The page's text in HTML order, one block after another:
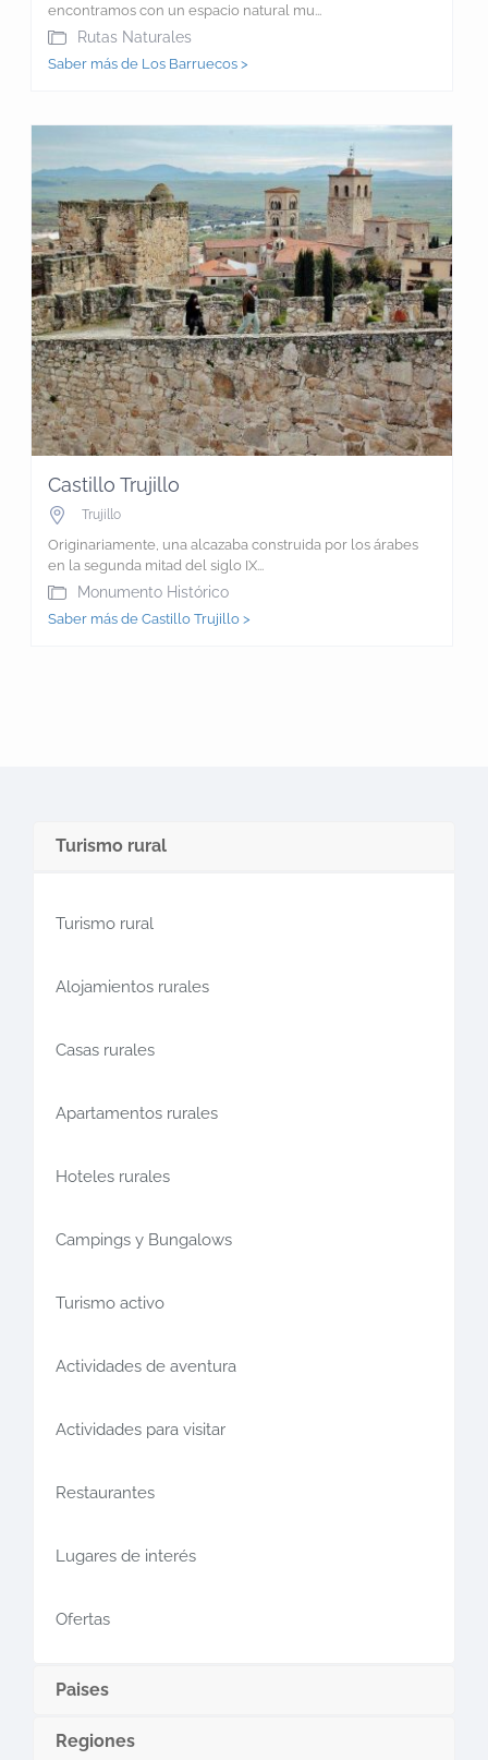
encontramos con un espacio natural mu...
Rutas Naturales
Saber más de Los Barruecos >
Castillo Trujillo
Trujillo
Originariamente, una alcazaba construida por los árabes
en la segunda mitad del siglo IX...
Monumento Histórico
Saber más de Castillo Trujillo >
Turismo rural
Turismo rural
Alojamientos rurales
Casas rurales
Apartamentos rurales
Hoteles rurales
Campings y Bungalows
Turismo activo
Actividades de aventura
Actividades para visitar
Restaurantes
Lugares de interés
Ofertas
Paises
Regiones